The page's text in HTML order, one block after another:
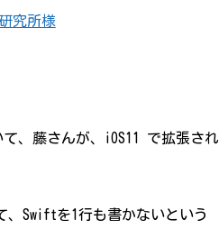
究所様
、藤さんが、iOS11 で拡張され
、Swiftを1行も書かないという